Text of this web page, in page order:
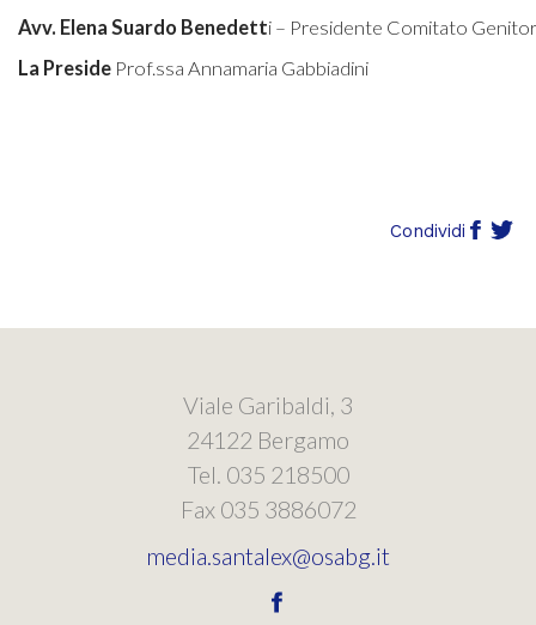
Avv. Elena Suardo Benedetti – Presidente Comitato
La Preside Prof.ssa Annamaria Gabbiadini
Condividi
Viale Garibaldi, 3
24122 Bergamo
Tel. 035 218500
Fax 035 3886072
media.santalex@osabg.it